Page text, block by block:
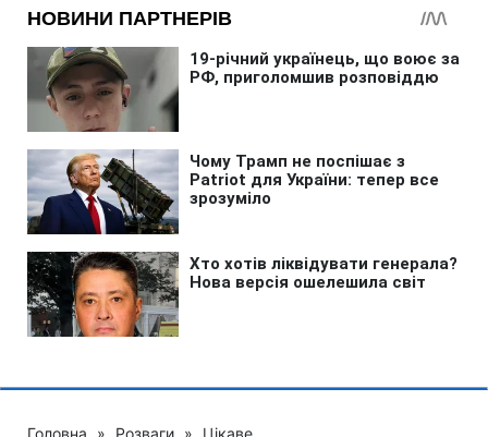
Головна » Розваги » Цікаве